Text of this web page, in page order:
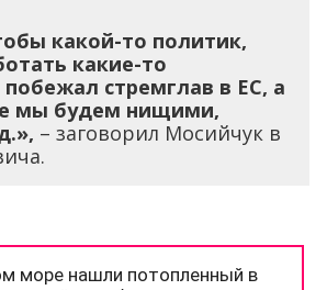
какой-то политик,
какие-то
стремглав в ЕС, а
мы будем нищими,
– заговорил Мосийчук в